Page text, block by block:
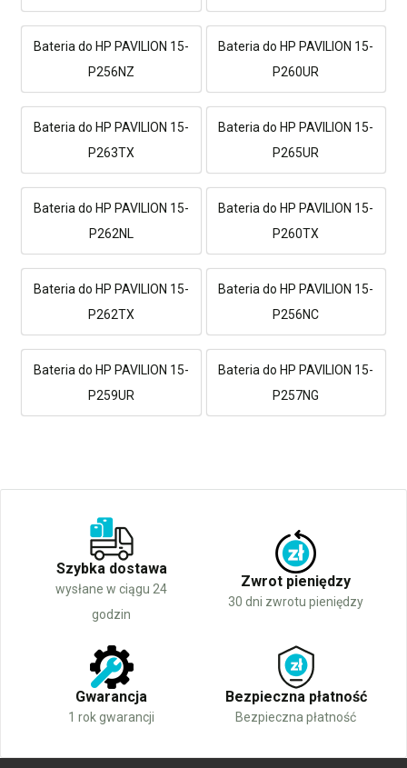
Bateria do HP PAVILION 15-
P256NZ
Bateria do HP PAVILION 15-
P260UR
Bateria do HP PAVILION 15-
P263TX
Bateria do HP PAVILION 15-
P265UR
Bateria do HP PAVILION 15-
P262NL
Bateria do HP PAVILION 15-
P260TX
Bateria do HP PAVILION 15-
P262TX
Bateria do HP PAVILION 15-
P256NC
Bateria do HP PAVILION 15-
P259UR
Bateria do HP PAVILION 15-
P257NG
Szybka dostawa
wysłane w ciągu 24
godzin
Zwrot pieniędzy
30 dni zwrotu pieniędzy
Gwarancja
1 rok gwarancji
Bezpieczna płatność
Bezpieczna płatność